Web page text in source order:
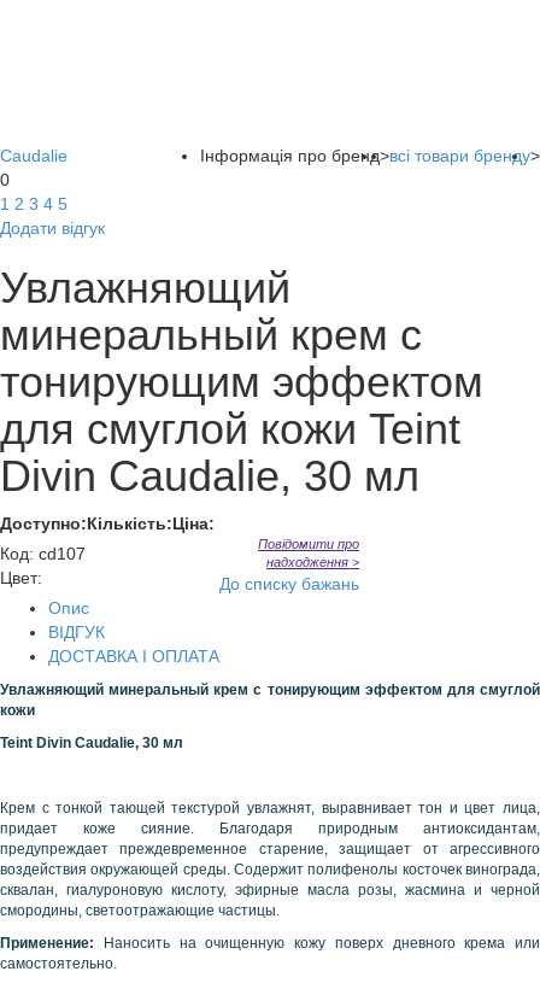
Інформація про бренд>всі товари бренду>
Caudalie
0
1 2 3 4 5
Додати відгук
Увлажняющий
минеральный крем с
тонирующим эффектом
для смуглой кожи Teint
Divin Caudalie, 30 мл
Доступно:Кількість:Ціна:
Код: cd107
Цвет:
Повідомити про
надходження >
До списку бажань
Опис
ВІДГУК
ДОСТАВКА І ОПЛАТА
Увлажняющий минеральный крем с тонирующим эффектом для смуглой
кожи
Teint Divin Caudalie, 30 мл
Крем с тонкой тающей текстурой увлажнят, выравнивает тон и цвет лица,
придает коже сияние. Благодаря природным антиоксидантам,
предупреждает преждевременное старение, защищает от агрессивного
воздействия окружающей среды. Содержит полифенолы косточек винограда,
сквалан, гиалуроновую кислоту, эфирные масла розы, жасмина и черной
смородины, светоотражающие частицы.
Применение:
Наносить на очищенную кожу поверх дневного крема или
самостоятельно.